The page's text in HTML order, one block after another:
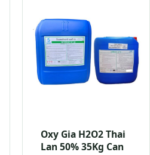
Oxy Gia H2O2 Thai
Lan 50% 35Kg Can